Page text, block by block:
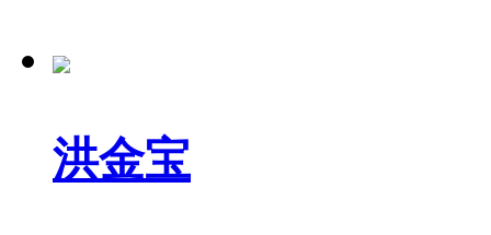
洪金宝